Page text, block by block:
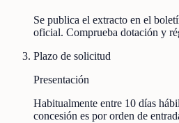
Se publica el extracto en el
oficial. Comprueba dotación y
Plazo de solicitud
Presentación
Habitualmente entre 10 días
concesión es por orden de